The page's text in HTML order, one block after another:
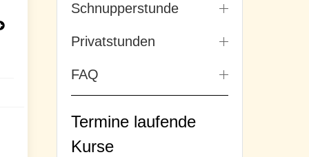
Schnupperstunde
Privatstunden
FAQ
Termine laufende
Kurse